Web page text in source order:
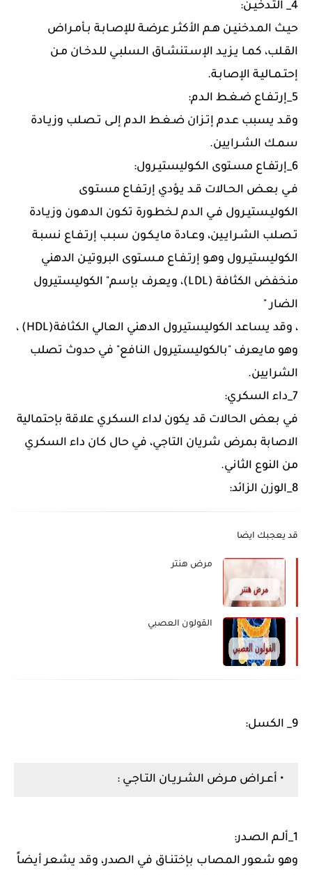
4_ التـدخيـن:
حيـث المـدخنيـن هـم الأكثـر عرضـة للإصـابـة بـأمـراض
القـلب، كمـا يـزيـد الإسـتنشـاق الـسلبـي للـدخـان مـن
إحتـمـاليـة الإصابـة.
5_إرتـفـاع ضـغـط الـدم:
وقـد يسبب عـدم إتـزان ضـغـط الـدم إلـى تـصـلب وزيـادة
سمـك الشـرايين.
6_إرتفـاع مسـتوى الكـوليستيـرول:
فـي بعـض الحـالات قـد يـؤدي إرتـفـاع مستـوى
الكوليـستيـرول فـي الـدم لـخطـورة تكـون الـدهـون وزيـادة
تـصـلب الشـرايـين، وعـادة مايـكـون سبـب إرتـفـاع نسبـة
الكوليستيـرول وهـو إرتـفـاع مـسـتوى البروتيـن الدهني
منخفض الكثافة (LDL)، ويعرف بإسم" الكوليستيرول
الضار "
، وقد يساعد الكوليستيرول الدهني العالي الكثافة(HDL) ،
وهو مايعرف "بالكوليستيرول النافع" في حدوث تصلب
الشرايين.
7_داء السكري:
في بعض الحالات قد يكون لداء السكري علاقة بإحتمالية
الاصابة بمرض شريان التاجي، في حال كان داء السكري
من النوع الثاني.
8_الوزن الزائد:
قد يعجبك ايضا
مرض هنتر
القولون العصبي
9_ الكسل:
• أعـراض مـرض الشـريـان التـاجـي :
1_ألـم الصـدر:
وهو شعور المصاب بإختنـاق في الصدر، وقد يشعر أيضاً